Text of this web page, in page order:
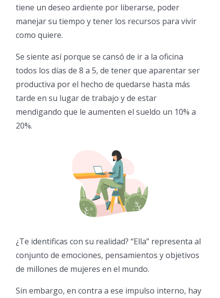
tiene un deseo ardiente por liberarse, poder
manejar su tiempo y tener los recursos para vivir
como quiere.
Se siente así porque se cansó de ir a la oficina
todos los días de 8 a 5, de tener que aparentar ser
productiva por el hecho de quedarse hasta más
tarde en su lugar de trabajo y de estar
mendigando que le aumenten el sueldo un 10% a
20%.
¿Te identificas con su realidad? “Ella” representa al
conjunto de emociones, pensamientos y objetivos
de millones de mujeres en el mundo.
Sin embargo, en contra a ese impulso interno, hay